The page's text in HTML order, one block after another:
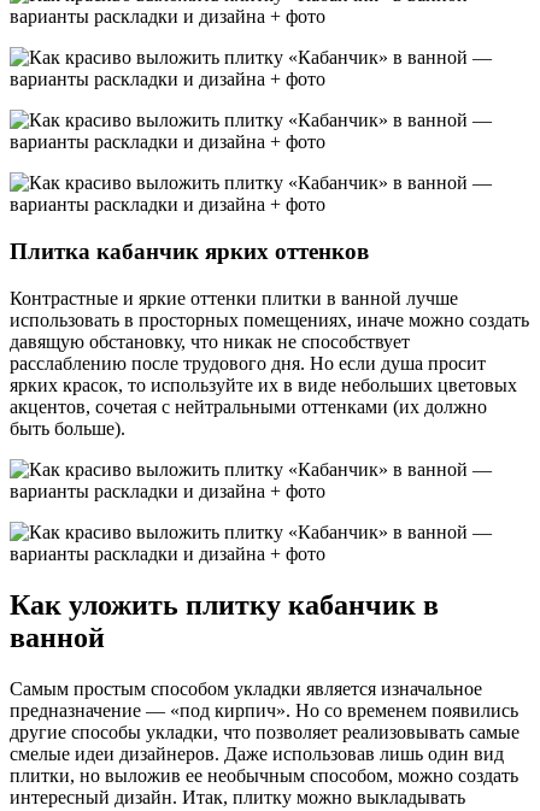
Плитка кабанчик ярких оттенков
Контрастные и яркие оттенки плитки в ванной лучше
использовать в просторных помещениях, иначе можно создать
давящую обстановку, что никак не способствует
расслаблению после трудового дня. Но если душа просит
ярких красок, то используйте их в виде небольших цветовых
акцентов, сочетая с нейтральными оттенками (их должно
быть больше).
Как уложить плитку кабанчик в
ванной
Самым простым способом укладки является изначальное
предназначение — «под кирпич». Но со временем появились
другие способы укладки, что позволяет реализовывать самые
смелые идеи дизайнеров. Даже использовав лишь один вид
плитки, но выложив ее необычным способом, можно создать
интересный дизайн. Итак, плитку можно выкладывать